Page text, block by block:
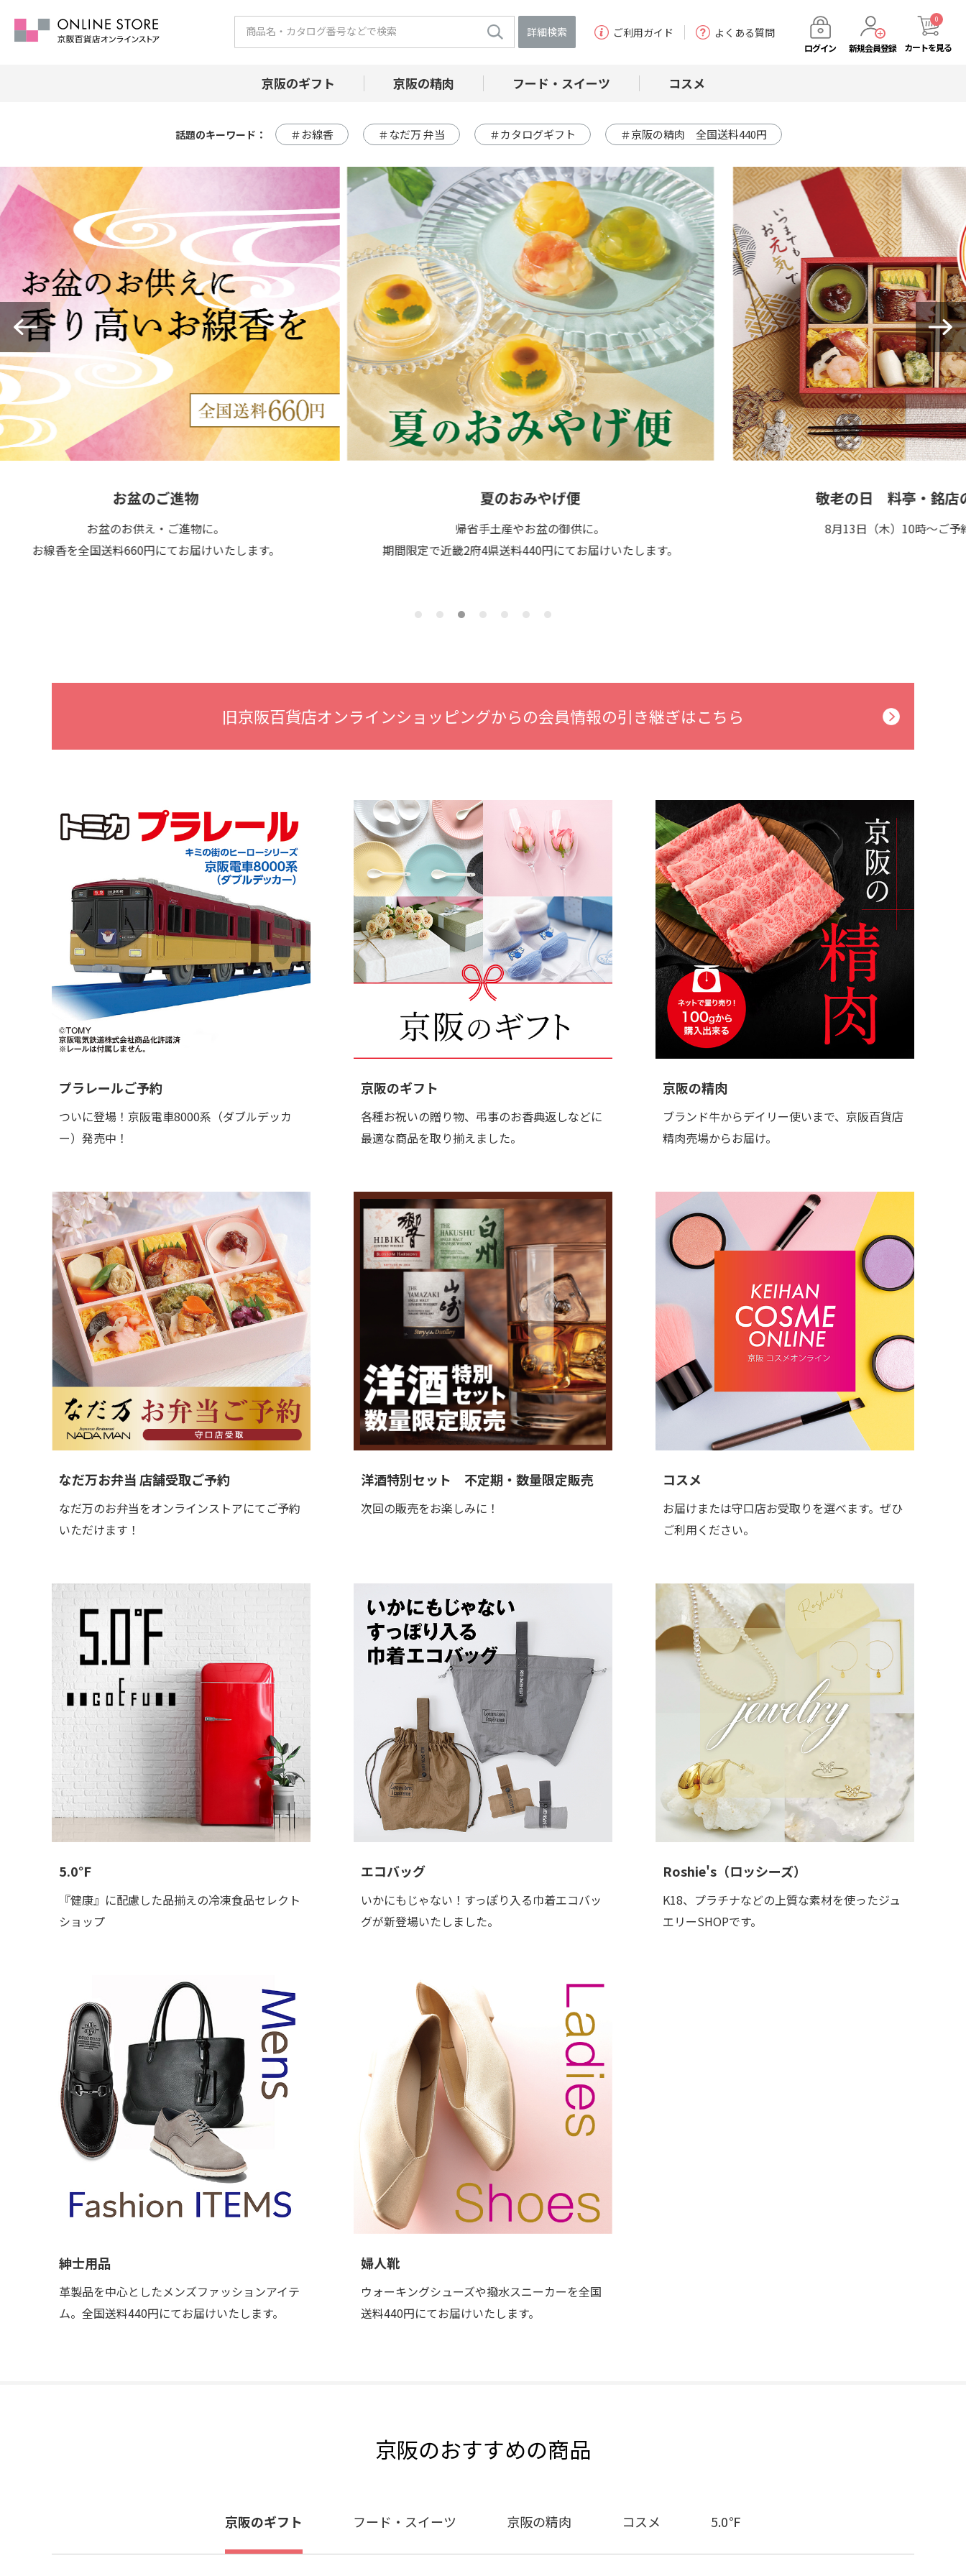
詳細検索 ご利用ガイド よくある質問
ログイン 新規会員登録 カートを見る
0
京阪のギフト 京阪の精肉 フード・スイーツ コスメ
話題のキーワード： ＃お線香 ＃なだ万 弁当 ＃カタログギフト ＃京阪の精肉 全国送料440円
お盆のご進物
お盆のお供え・ご進物に。
香を全国送料660円にてお届けいたします。
夏のおみやげ便
帰省手土産やお盆の御供に。
期間限定で近畿2府4県送料440円にてお届けいたします。
敬老の日 料亭・銘店のお弁
8月13日（木）10時～ご予約開始！
旧京阪百貨店オンラインショッピングからの会員情報の引き継ぎはこちら
プラレールご予約
ついに登場！京阪電車8000系（ダブルデッカ
ー）発売中！
京阪のギフト
各種お祝いの贈り物、弔事のお香典返しなどに
最適な商品を取り揃えました。
京阪の精肉
ブランド牛からデイリー使いまで、京阪百貨店
精肉売場からお届け。
なだ万お弁当 店舗受取ご予約
なだ万のお弁当をオンラインストアにてご予約
いただけます！
洋酒特別セット 不定期・数量限定販売
次回の販売をお楽しみに！
コスメ
お届けまたは守口店お受取りを選べます。ぜひ
ご利用ください。
5.0℉
『健康』に配慮した品揃えの冷凍食品セレクト
ショップ
エコバッグ
いかにもじゃない！すっぽり入る巾着エコバッ
グが新登場いたしました。
Roshie's（ロッシーズ）
K18、プラチナなどの上質な素材を使ったジュ
エリーSHOPです。
紳士用品
革製品を中心としたメンズファッションアイテ
ム。全国送料440円にてお届けいたします。
婦人靴
ウォーキングシューズや撥水スニーカーを全国
送料440円にてお届けいたします。
京阪のおすすめの商品
京阪のギフト フード・スイーツ 京阪の精肉 コスメ 5.0℉